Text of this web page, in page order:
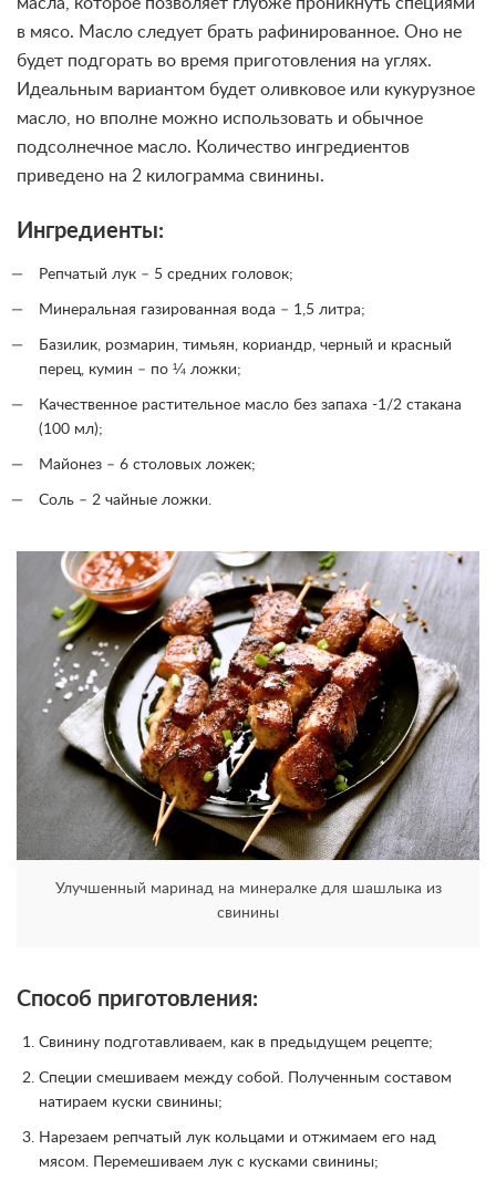
в мясо. Масло следует брать рафинированное. Оно не
будет подгорать во время приготовления на углях.
Идеальным вариантом будет оливковое или кукурузное
масло, но вполне можно использовать и обычное
подсолнечное масло. Количество ингредиентов
приведено на 2 килограмма свинины.
Ингредиенты:
Репчатый лук – 5 средних головок;
Минеральная газированная вода – 1,5 литра;
Базилик, розмарин, тимьян, кориандр, черный и красный
перец, кумин – по ¼ ложки;
Качественное растительное масло без запаха -1/2 стакана
(100 мл);
Майонез – 6 столовых ложек;
Соль – 2 чайные ложки.
Улучшенный маринад на минералке для шашлыка из
свинины
Способ приготовления:
Свинину подготавливаем, как в предыдущем рецепте;
Специи смешиваем между собой. Полученным составом
натираем куски свинины;
Нарезаем репчатый лук кольцами и отжимаем его над
мясом. Перемешиваем лук с кусками свинины;